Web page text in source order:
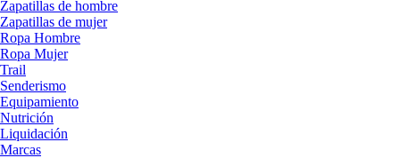
Zapatillas de hombre
Zapatillas de mujer
Ropa Hombre
Ropa Mujer
Trail
Senderismo
Equipamiento
Nutrición
Liquidación
Marcas